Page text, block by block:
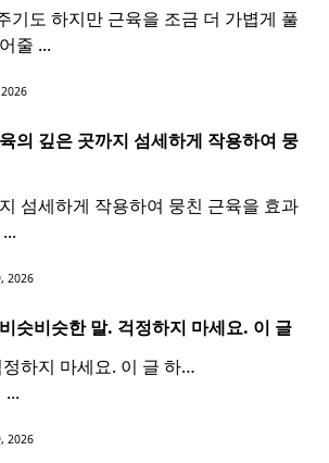
기도 하지만 근육을 조금 더 가볍게 풀
줄 ...
의 깊은 곳까지 섬세하게 작용하여 뭉
섬세하게 작용하여 뭉친 근육을 효과
...
2026
슷비슷한 말. 걱정하지 마세요. 이 글
하지 마세요. 이 글 하…
...
2026